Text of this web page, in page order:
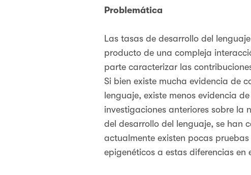
Problemática
Las tasas de desarrollo del
producto de una compleja
parte caracterizar las
Si bien existe mucha evidencia de
lenguaje, existe menos evidencia
investigaciones anteriores sobre la
del desarrollo del lenguaje, se han
actualmente existen pocas
epigenéticos a estas diferencias en